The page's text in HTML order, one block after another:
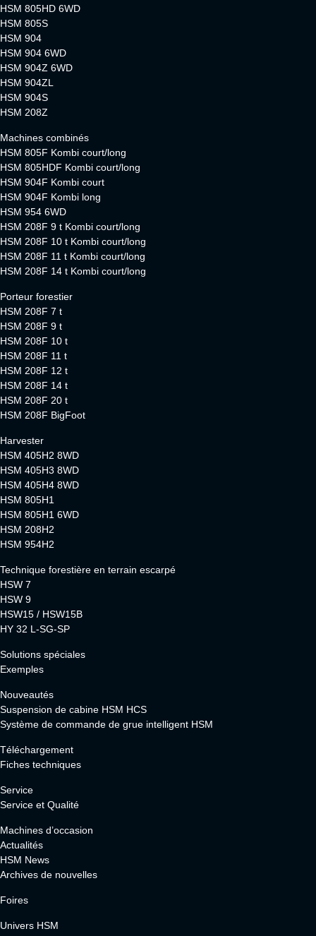
HSM 805HD 6WD
HSM 805S
HSM 904
HSM 904 6WD
HSM 904Z 6WD
HSM 904ZL
HSM 904S
HSM 208Z
Machines combinés
HSM 805F Kombi court/long
HSM 805HDF Kombi court/long
HSM 904F Kombi court
HSM 904F Kombi long
HSM 954 6WD
HSM 208F 9 t Kombi court/long
HSM 208F 10 t Kombi court/long
HSM 208F 11 t Kombi court/long
HSM 208F 14 t Kombi court/long
Porteur forestier
HSM 208F 7 t
HSM 208F 9 t
HSM 208F 10 t
HSM 208F 11 t
HSM 208F 12 t
HSM 208F 14 t
HSM 208F 20 t
HSM 208F BigFoot
Harvester
HSM 405H2 8WD
HSM 405H3 8WD
HSM 405H4 8WD
HSM 805H1
HSM 805H1 6WD
HSM 208H2
HSM 954H2
Technique forestière en terrain escarpé
HSW 7
HSW 9
HSW15 / HSW15B
HY 32 L-SG-SP
Solutions spéciales
Exemples
Nouveautés
Suspension de cabine HSM HCS
Système de commande de grue intelligent HSM
Téléchargement
Fiches techniques
Service
Service et Qualité
Machines d’occasion
Actualités
HSM News
Archives de nouvelles
Foires
Univers HSM